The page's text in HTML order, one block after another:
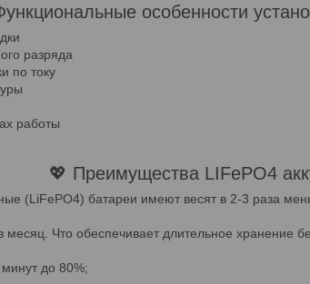
особенности
разряда
по току
работы
💖 Преимущества LIFePO4
(LiFePO4) батареи имеют весят в 2-3 раза
месяц. Что обеспечивает длительное хранение
до 80%;